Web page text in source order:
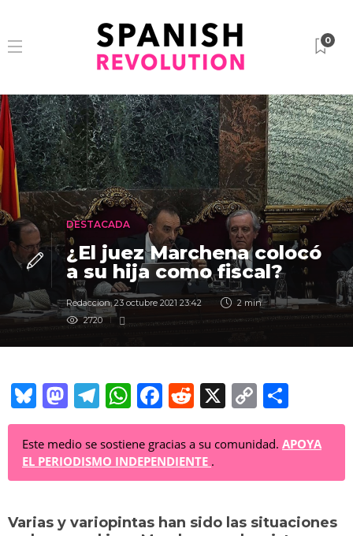
0
DESTACADA
¿El juez Marchena colocó
a su hija como fiscal?
Redaccion,23 octubre 2021 23:42
2 min
2720
Bl
u
e
sk
M
a
st
o
T
el
e
gr
W
h
at
s
F
a
c
e
R
e
d
di
t
X
C
o
p
y
Li
o
m
p
ar
Este medio se sostiene gracias a su comunidad. APOYA
EL PERIODISMO INDEPENDIENTE .
Varias y variopintas han sido las situaciones